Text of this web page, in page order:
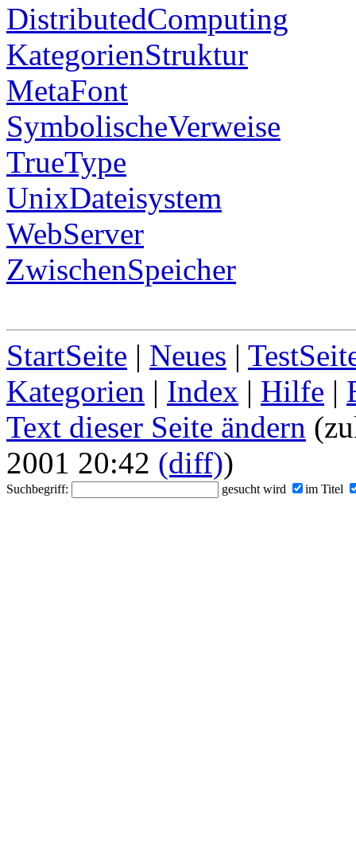
DistributedComputing
KategorienStruktur
MetaFont
SymbolischeVerweise
TrueType
UnixDateisystem
WebServer
ZwischenSpeicher
StartSeite | Neues |
Kategorien | Index | Hilfe |
Text dieser Seite ändern
2001 20:42 (diff))
Suchbegriff: gesucht wird im Titel